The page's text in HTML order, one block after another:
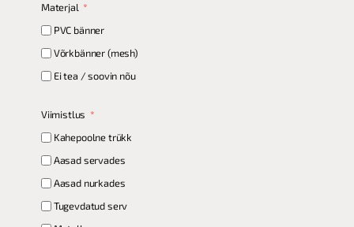
Materjal
PVC bänner
Võrkbänner (mesh)
Ei tea / soovin nõu
Viimistlus
Kahepoolne trükk
Aasad servades
Aasad nurkades
Tugevdatud serv